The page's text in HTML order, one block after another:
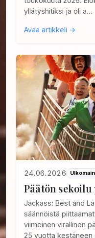
yllätyshitiksi ja oli a…
Avaa artikkeli →
24.06.2026
Päätön
Jackass: Best and
säännöistä
viimeinen virallinen
25 vuotta